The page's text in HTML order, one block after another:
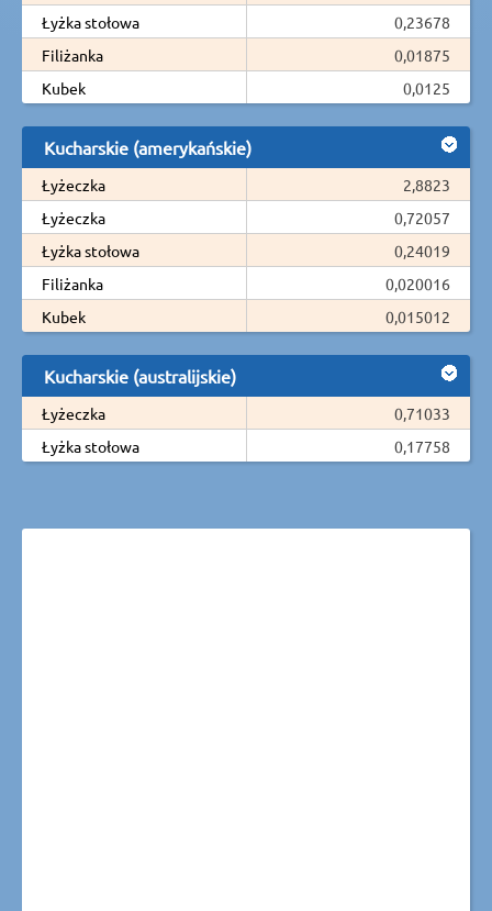
Łyżka stołowa
0,23678
Filiżanka
0,01875
Kubek
0,0125
Kucharskie (amerykańskie)
Łyżeczka
2,8823
Łyżeczka
0,72057
Łyżka stołowa
0,24019
Filiżanka
0,020016
Kubek
0,015012
Kucharskie (australijskie)
Łyżeczka
0,71033
Łyżka stołowa
0,17758